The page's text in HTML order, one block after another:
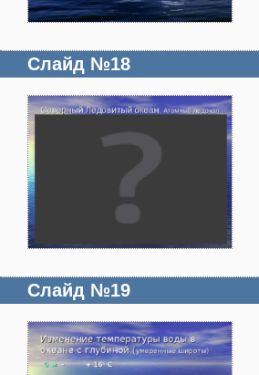
Слайд №18
Слайд №19